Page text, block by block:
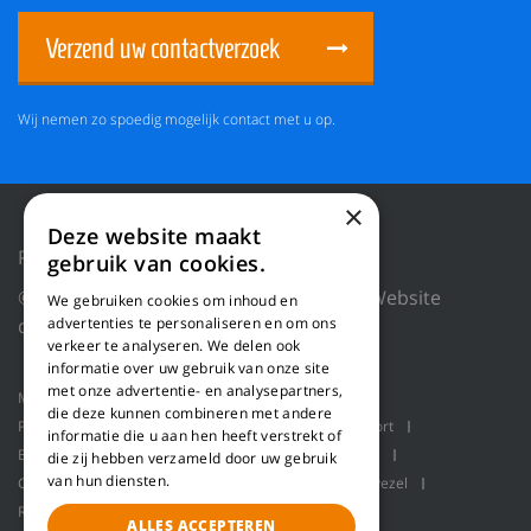
Verzend uw contactverzoek
Wij nemen zo spoedig mogelijk contact met u op.
Privacy Policy
Reset cookies
© 2026 WILLEMS BALING EQUIPMENT |
Website
door Blue Dragon Digital Technology.
Machines Product toepassingen
Over ons
Projecten
Service Schaaflijn
Bulk transport
Balenpersen
Robot handling
Pallet packaging
Contact
Refiner lijn voor het produceren van houtvezel
Refiner lijn voor het maken van houtvezel
Refiner
×
Deze website maakt
gebruik van cookies.
We gebruiken cookies om inhoud en
advertenties te personaliseren en om ons
verkeer te analyseren. We delen ook
informatie over uw gebruik van onze site
met onze advertentie- en analysepartners,
die deze kunnen combineren met andere
informatie die u aan hen heeft verstrekt of
die zij hebben verzameld door uw gebruik
van hun diensten.
ALLES ACCEPTEREN